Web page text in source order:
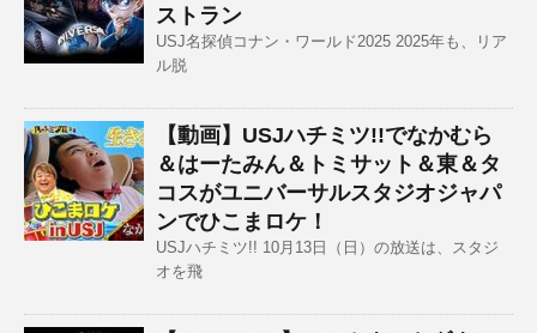
ストラン
USJ名探偵コナン・ワールド2025 2025年も、リア
ル脱
【動画】USJハチミツ!!でなかむら
＆はーたみん＆トミサット＆東＆タ
コスがユニバーサルスタジオジャパ
ンでひこまロケ！
USJハチミツ!! 10月13日（日）の放送は、スタジ
オを飛